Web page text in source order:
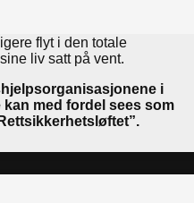
menneskerettigheter
i sektoren gjør at prosesser
flyt i den totale
liv satt på vent.
i
kan med fordel sees som